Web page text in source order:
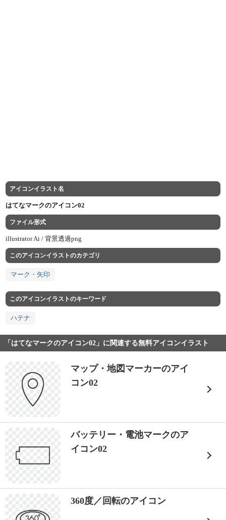
アイコンイラスト名
はてなマークのアイコン02
ファイル形式
illustrator Ai /背景透過png
このアイコンイラストのカテゴリ
マーク・矢印
このアイコンイラストのキーワード
ハテナ
「はてなマークのアイコン02」に関連する無料アイコンイラスト
マップ・地図マーカーのアイ
コン02
バッテリー・電池マークのア
イコン02
360度／回転のアイコン